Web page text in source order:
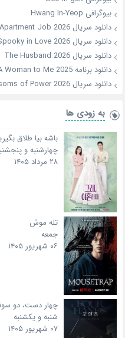
بیوگرافی Hwang In-Yeop
دانلود سریال The Apartment Job 2026
دانلود سریال Spooky in Love 2026
دانلود سریال The Husband 2026
دانلود برنامه Noona is A Woman to Me 2025
دانلود سریال Blossoms of Power 2026
به زودی ها
باشه بیا طلاق
چهارشنبه و
۲۸ مرداد ۱۴۰۵
تله موش
جمعه
۰۶ شهریور ۱۴۰۵
چهار دست، دو
شنبه و یکشنبه
۰۷ شهریور ۱۴۰۵